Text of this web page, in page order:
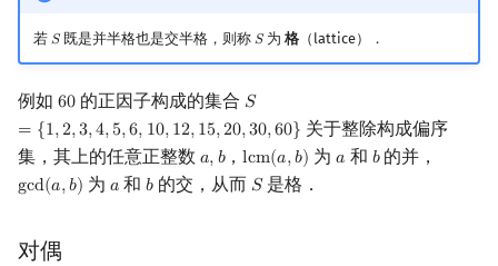
若 𝑆
S既是并半格也是交半格，则称 𝑆
S为 格 （lattice）．
例如 60
60 的正因子构成的集合 𝑆
= {1,2,3,4,5,6, 10,12,15,20,30,60}
S=
关于整除构成偏序
集，其上的任意正整数 𝑎,𝑏
a, b，lcm(𝑎,𝑏)
lcm(a,b) 为𝑎
a 和 𝑏
b的并，
gcd(𝑎,𝑏)
gcd(a,b) 为 𝑎
a 和𝑏
b 的交，从而 𝑆
S是格．
对偶